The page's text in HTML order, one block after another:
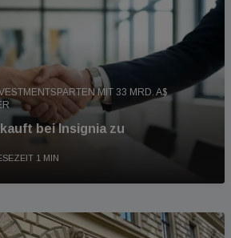
MIT 33 MRD. A$
bei Insignia zu
1 MIN